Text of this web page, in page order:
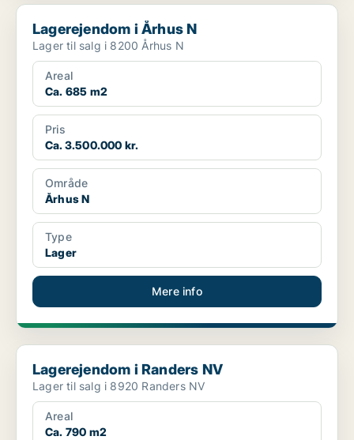
Lagerejendom i Århus N
Lagerejendom i Århus N
Lager til salg i 8200 Århus N
Areal
Ca. 685 m2
Pris
Ca. 3.500.000 kr.
Område
Århus N
Type
Lager
Mere info
Lagerejendom i Randers NV
Lagerejendom i Randers NV
Lager til salg i 8920 Randers NV
Areal
Ca. 790 m2